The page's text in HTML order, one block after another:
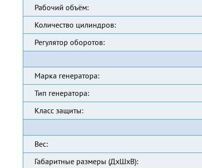
Рабочий объём:
Количество цилиндров:
Регулятор оборотов:
Марка генератора:
Тип генератора:
Класс защиты:
Вес:
Габаритные размеры (ДхШхВ):